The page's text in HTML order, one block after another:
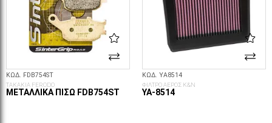
ΚΩΔ. FDB754ST
ΤΑΚΑΚΙΑ FERODO
ΜΕΤΑΛΛΙΚΆ ΠΊΣΩ FDB754ST
ΚΩΔ. YA8514
ΦΙΛΤΡΟ ΑΕΡΟΣ K&N
YA-8514